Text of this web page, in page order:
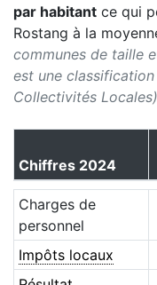
par habitant ce qui
Rostang à la
communes de taille
est une
Collectivités
Chiffres 2024
Charges de
personnel
Impôts locaux